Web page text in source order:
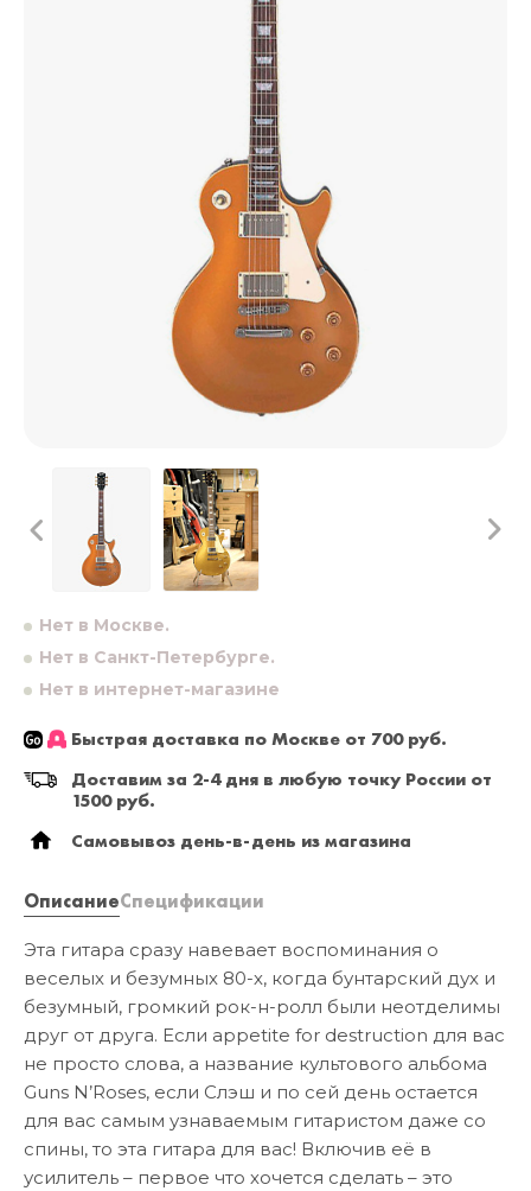
Нет в Москве.
Нет в Санкт-Петербурге.
Нет в интернет-магазине
Быстрая доставка по Москве от 700 руб.
Доставим за 2-4 дня в любую точку России от
1500 руб.
Самовывоз день-в-день из магазина
ОписаниеСпецификации
Эта гитара сразу навевает воспоминания о
веселых и безумных 80-х, когда бунтарский дух и
безумный, громкий рок-н-ролл были неотделимы
друг от друга. Если appetite for destruction для вас
не просто слова, а название культового альбома
Guns N’Roses, если Слэш и по сей день остается
для вас самым узнаваемым гитаристом даже со
спины, то эта гитара для вас! Включив её в
усилитель – первое что хочется сделать – это